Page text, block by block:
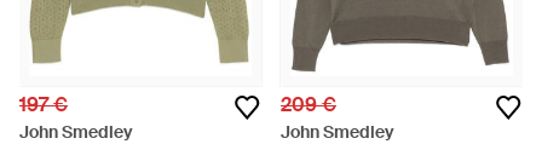
197 €
John Smedley
209 €
John Smedley